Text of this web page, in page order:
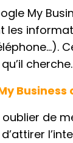
My
les
cherche.
de